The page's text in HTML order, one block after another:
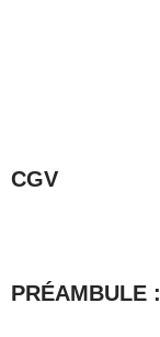
CGV
PRÉAMBULE :